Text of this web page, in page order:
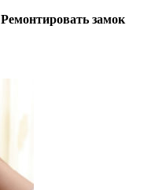
Ремонтировать замок